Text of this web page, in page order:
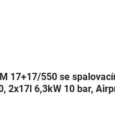
17+17/550 se
2x17l 6,3kW 10 bar,